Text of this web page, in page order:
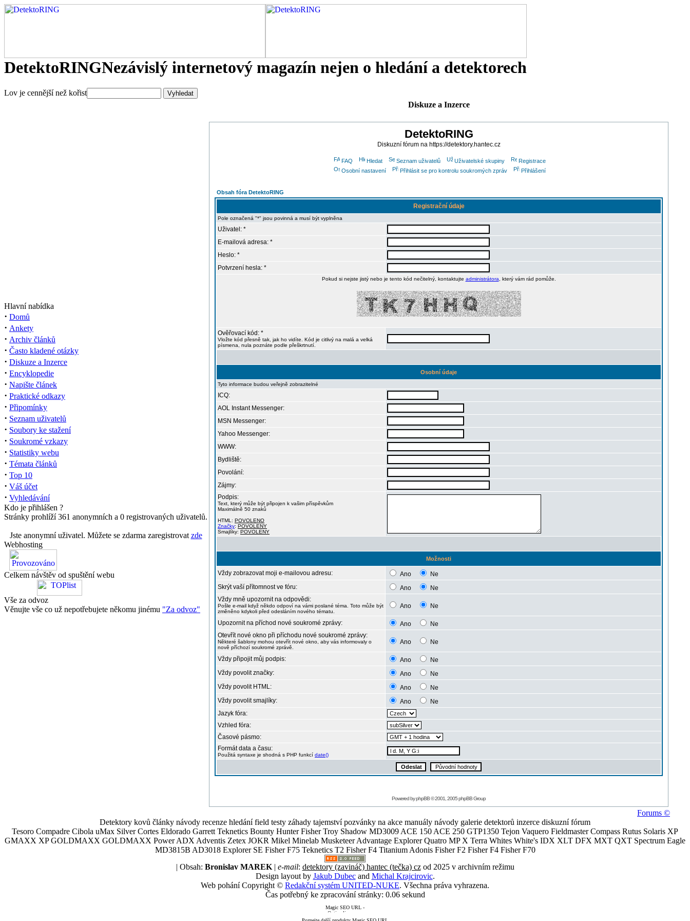
DetektoRINGNezávislý internetový magazín nejen o hledání a detektorech
Lov je cennější než kořist
Hlavní nabídka
· Domů
· Ankety
· Archiv článků
· Často kladené otázky
· Diskuze a Inzerce
· Encyklopedie
· Napište článek
· Praktické odkazy
· Připomínky
· Seznam uživatelů
· Soubory ke stažení
· Soukromé vzkazy
· Statistiky webu
· Témata článků
· Top 10
· Váš účet
· Vyhledávání
Kdo je přihlášen ?
Stránky prohlíží 361 anonymních a 0 registrovaných uživatelů.
Jste anonymní uživatel. Můžete se zdarma zaregistrovat zde
Webhosting
Celkem návštěv od spuštění webu
Vše za odvoz
Věnujte vše co už nepotřebujete někomu jinému "Za odvoz"
Diskuze a Inzerce
DetektoRING
Diskuzní fórum na https://detektory.hantec.cz
FAQ Hledat Seznam uživatelů Uživatelské skupiny
Registrace
Osobní nastavení
Přihlásit se pro kontrolu soukromých zpráv Přihlášení
Obsah fóra DetektoRING
Registrační údaje
Pole označená "*" jsou povinná a musí být vyplněna
Uživatel: *
E-mailová adresa: *
Heslo: *
Potvrzení hesla: *
Pokud si nejste jistý nebo je tento kód nečitelný, kontaktujte administrátora , který vám rád pomůže.
Ověřovací kód: *
Vložte kód přesně tak, jak ho vidíte. Kód je citlivý na malá a velká
písmena, nula poznáte podle přeškrtnutí.
Osobní údaje
Tyto informace budou veřejně zobrazitelné
ICQ:
AOL Instant Messenger:
MSN Messenger:
Yahoo Messenger:
WWW:
Bydliště:
Povolání:
Zájmy:
Podpis:
Text, který může být připojen k vašim příspěvkům
Maximálně 50 znaků
HTML: POVOLENO
Značky: POVOLENY
Smajlíky: POVOLENY
Možnosti
Vždy zobrazovat moji e-mailovou adresu: Ano
Ne
Skrýt vaší přítomnost ve fóru:
Ano
Ne
Vždy mně upozornit na odpovědi:
Pošle e-mail když někdo odpoví na vámi poslané téma. Toto může být
změněno kdykoli před odesláním nového tématu.
Ano Ne
Upozornit na příchod nové soukromé zprávy: Ano
Ne
Otevřít nové okno při příchodu nové soukromé zprávy:
Některé šablony mohou otevřít nové okno, aby vás informovaly o
nově příchozí soukromé zprávě.
Ano Ne
Vždy připojit můj podpis: Ano
Ne
Vždy povolit značky:
Ano
Ne
Vždy povolit HTML:
Ano
Ne
Vždy povolit smajlíky:
Ano
Ne
Jazyk fóra:
Vzhled fóra:
Časové pásmo:
Formát data a času:
Použitá syntaxe je shodná s PHP funkcí date()
Powered byphpBB© 2001, 2005 phpBB Group
Forums ©
Detektory kovů články návody recenze hledání field testy záhady tajemství pozvánky na akce manuály návody galerie detektorů inzerce diskuzní fórum
Tesoro Compadre Cibola uMax Silver Cortes Eldorado Garrett Teknetics Bounty Hunter Fisher Troy Shadow MD3009 ACE 150 ACE 250 GTP1350 Tejon Vaquero Fieldmaster Compass Rutus Solaris XP
GMAXX XP GOLDMAXX GOLDMAXX Power ADX Adventis Zetex JOKR Mikel Minelab Musketeer Advantage Explorer Quatro MP X Terra Whites White's IDX XLT DFX MXT QXT Spectrum Eagle
MD3815B AD3018 Explorer SE Fisher F75 Teknetics T2 Fisher F4 Titanium Adonis Fisher F2 Fisher F4 Fisher F70
| Obsah: Bronislav MAREK| e-mail: detektory (zavináč) hantec (tečka) czod 2025 v archivním režimu
Design layout by Jakub Dubecand Michal Krajcirovic.
Web pohání Copyright © Redakční systém UNITED-NUKE. Všechna práva vyhrazena.
Čas potřebný ke zpracování stránky: 0.06 sekund